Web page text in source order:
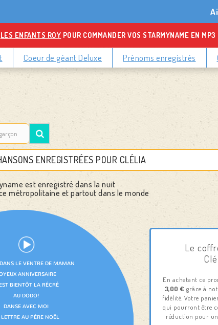
LES ENFANTS ROY POUR COMMANDER VOS STARMYNAME EN MP3
Coeur de géant Deluxe Prénoms enregistrés
ENREGISTRÉES POUR CLÉLIA
est enregistré dans la nuit
métropolitaine et partout dans le monde
Le
En achetant ce
3,00 € grâce à
fidélité. Votre
qui pourront être
réduction pour